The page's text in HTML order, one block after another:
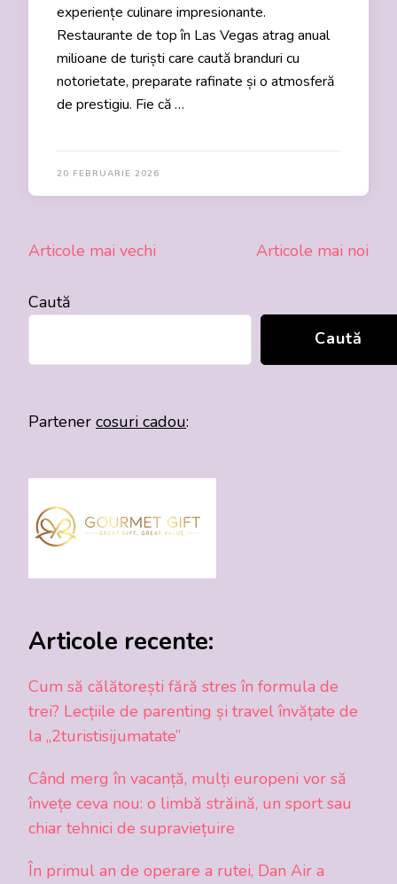
experiențe culinare impresionante.
Restaurante de top în Las Vegas atrag anual
milioane de turiști care caută branduri cu
notorietate, preparate rafinate și o atmosferă
de prestigiu. Fie că …
20 FEBRUARIE 2026
Navigare
articole
Articole mai vechi Articole mai noi
Caută
Caută
Partener cosuri cadou:
Articole recente:
Cum să călătorești fără stres în formula de
trei? Lecțiile de parenting și travel învățate de
la „2turistisijumatate”
Când merg în vacanță, mulți europeni vor să
învețe ceva nou: o limbă străină, un sport sau
chiar tehnici de supraviețuire
În primul an de operare a rutei, Dan Air a